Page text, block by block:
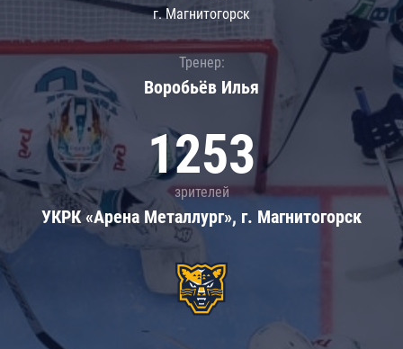
г. Магнитогорск
Тренер:
Воробьёв Илья
1253
зрителей
УКРК «Арена Металлург», г. Магнитогорск